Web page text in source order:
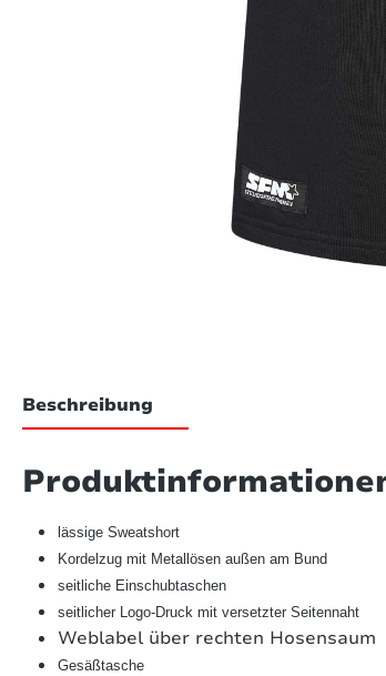
Beschreibung
lässige Sweatshort
Kordelzug mit Metallösen außen am Bund
seitliche Einschubtaschen
seitlicher Logo-Druck mit versetzter Seitennaht
Weblabel über rechten Hosensaum
Gesäßtasche